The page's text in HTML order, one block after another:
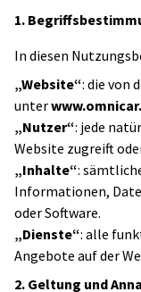
1.
In diesen
„Website“: die von
unter
„Nutzer“: jede
Website zugreift
„Inhalte“:
Informationen,
oder Software.
„Dienste“: alle
Angebote auf der
2. Geltung und